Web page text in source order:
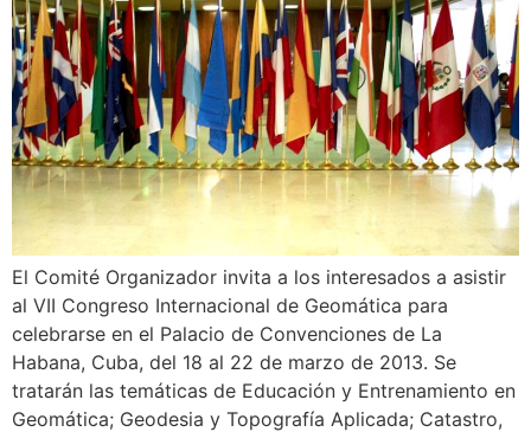
El Comité Organizador invita a los interesados a asistir
al VII Congreso Internacional de Geomática para
celebrarse en el Palacio de Convenciones de La
Habana, Cuba, del 18 al 22 de marzo de 2013. Se
tratarán las temáticas de Educación y Entrenamiento en
Geomática; Geodesia y Topografía Aplicada; Catastro,